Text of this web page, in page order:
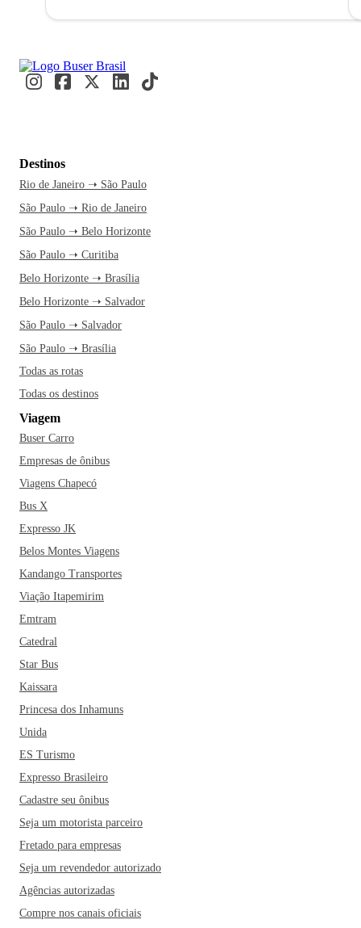
Destinos
Rio de Janeiro ➝ São Paulo
São Paulo ➝ Rio de Janeiro
São Paulo ➝ Belo Horizonte
São Paulo ➝ Curitiba
Belo Horizonte ➝ Brasília
Belo Horizonte ➝ Salvador
São Paulo ➝ Salvador
São Paulo ➝ Brasília
Todas as rotas
Todas os destinos
Viagem
Buser Carro
Empresas de ônibus
Viagens Chapecó
Bus X
Expresso JK
Belos Montes Viagens
Kandango Transportes
Viação Itapemirim
Emtram
Catedral
Star Bus
Kaissara
Princesa dos Inhamuns
Unida
ES Turismo
Expresso Brasileiro
Cadastre seu ônibus
Seja um motorista parceiro
Fretado para empresas
Seja um revendedor autorizado
Agências autorizadas
Compre nos canais oficiais